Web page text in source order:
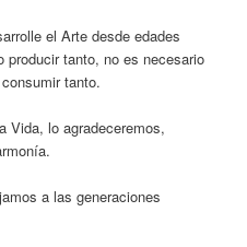
el Arte desde edades
producir tanto, no es necesario
tanto.
Vida, lo agradeceremos,
a las generaciones